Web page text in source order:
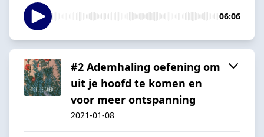
06:06
#2 Ademhaling oefening om
uit je hoofd te komen en
voor meer ontspanning
2021-01-08